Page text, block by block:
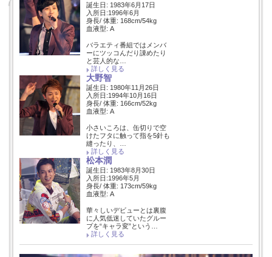
誕生日: 1983年6月17日
入所日:1996年6月
身長/ 体重: 168cm/54kg
血液型: A
バラエティ番組ではメンバ
ーにツッコんだり諌めたり
と芸人的な…
詳しく見る
大野智
誕生日: 1980年11月26日
入所日:1994年10月16日
身長/ 体重: 166cm/52kg
血液型: A
小さいころは、缶切りで空
けたフタに触って指を5針も
縫ったり、…
詳しく見る
松本潤
誕生日: 1983年8月30日
入所日:1996年5月
身長/ 体重: 173cm/59kg
血液型: A
華々しいデビューとは裏腹
に人気低迷していたグルー
プを“キャラ変”という…
詳しく見る